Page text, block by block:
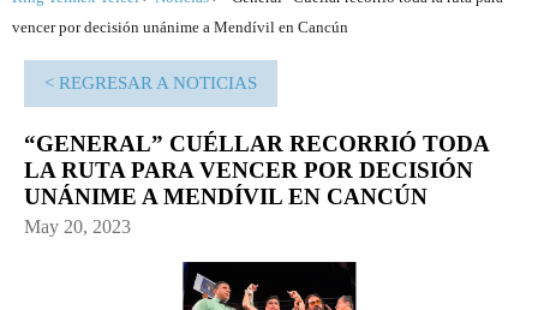
vencer por decisión unánime a Mendívil en Cancún
< REGRESAR A NOTICIAS
“GENERAL” CUÉLLAR RECORRIÓ TODA
LA RUTA PARA VENCER POR DECISIÓN
UNÁNIME A MENDÍVIL EN CANCÚN
May 20, 2023